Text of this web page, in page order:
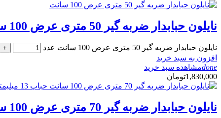
نایلون حبابدار ضربه گیر 50 متری عرض 100 سانت
نایلون حبابدار ضربه گیر 50 متری عرض 100 سانت عدد +
افزون به سبد خرید
doneمشاهده سبد خرید
1,830,000تومان
نایلون حبابدار ضربه گیر 70 متری عرض 100 سانت حباب 13 میلیمتری